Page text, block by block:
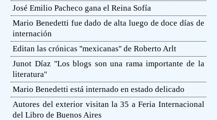
José Emilio Pacheco gana el Reina Sofía
Mario Benedetti fue dado de alta luego de doce días de
internación
Editan las crónicas ''mexicanas'' de Roberto Arlt
Junot Díaz ''Los blogs son una rama importante de la
literatura''
Mario Benedetti está internado en estado delicado
Autores del exterior visitan la 35 a Feria Internacional
del Libro de Buenos Aires